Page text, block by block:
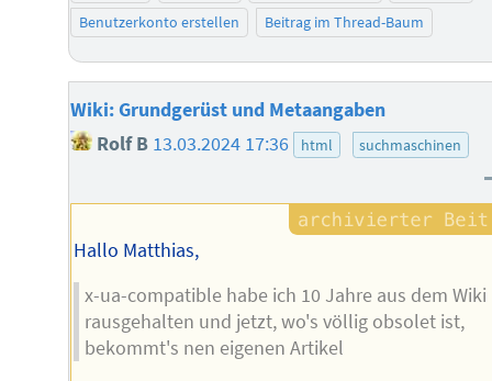
Benutzerkonto erstellen
Beitrag im Thread-Baum
Wiki: Grundgerüst und Metaangaben
Rolf B 13.03.2024 17:36 html suchmaschinen
Hallo Matthias,
x-ua-compatible habe ich 10 Jahre aus dem Wiki
rausgehalten und jetzt, wo's völlig obsolet ist,
bekommt's nen eigenen Artikel